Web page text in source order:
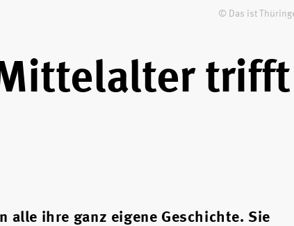
© Das ist
trifft
alle ihre ganz eigene Geschichte. Sie